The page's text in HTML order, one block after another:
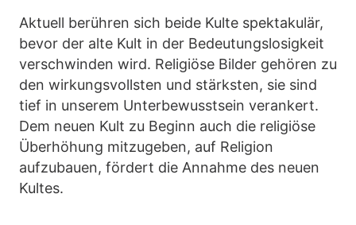
Aktuell berühren sich beide Kulte spektakulär,
bevor der alte Kult in der Bedeutungslosigkeit
verschwinden wird. Religiöse Bilder gehören zu
den wirkungsvollsten und stärksten, sie sind
tief in unserem Unterbewusstsein verankert.
Dem neuen Kult zu Beginn auch die religiöse
Überhöhung mitzugeben, auf Religion
aufzubauen, fördert die Annahme des neuen
Kultes.